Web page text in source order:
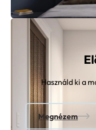
Használd ki a
Megnézem